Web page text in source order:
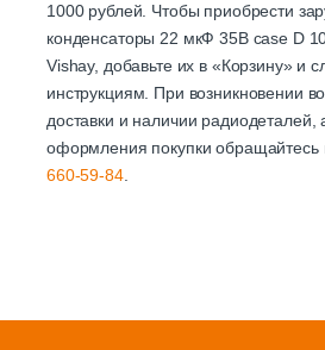
1000 рублей. Чтобы приобрести
конденсаторы 22 мкФ 35В case D
Vishay, добавьте их в «Корзину» и
инструкциям. При возникновении
доставки и наличии радиодеталей,
оформления покупки обращайтесь
660-59-84.